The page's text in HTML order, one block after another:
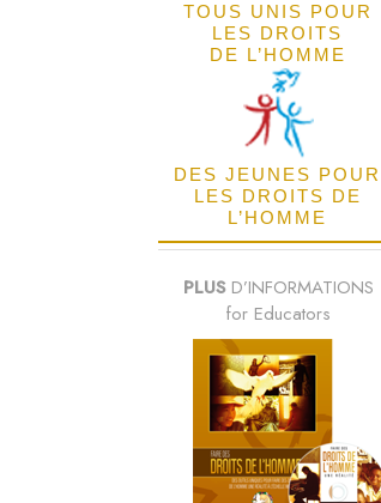
TOUS UNIS POUR
LES DROITS
DE L’HOMME
DES JEUNES POUR
LES DROITS DE
L’HOMME
PLUS D’INFORMATIONS
for Educators